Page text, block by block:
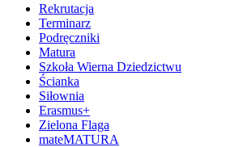
Rekrutacja
Terminarz
Podręczniki
Matura
Szkoła Wierna Dziedzictwu
Ścianka
Siłownia
Erasmus+
Zielona Flaga
mateMATURA